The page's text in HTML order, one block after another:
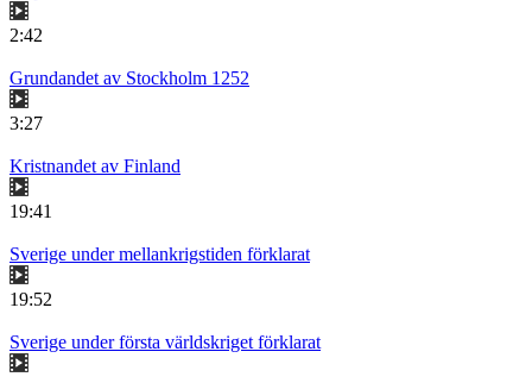
2:42
Grundandet av Stockholm 1252
3:27
Kristnandet av Finland
19:41
Sverige under mellankrigstiden förklarat
19:52
Sverige under första världskriget förklarat